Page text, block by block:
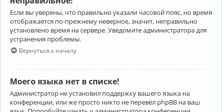
Если вы уверены, что правильно указали часовой пояс, но время
отображается по-прежнему неверное, значит, неправильно
установлено время на сервере. Уведомите администратора для
устранения проблемы.
Вернуться к началу
Моего языка нет в списке!
Администратор не установил поддержку вашего языка на
конференции, или же просто никто не перевёл phpBB на ваш